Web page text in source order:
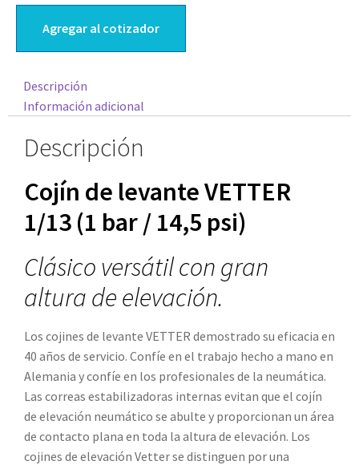
Agregar al cotizador
Descripción
Información adicional
Descripción
Cojín de levante VETTER
1/13 (1 bar / 14,5 psi)
Clásico versátil con gran
altura de elevación.
Los cojines de levante VETTER demostrado su eficacia en
40 años de servicio. Confíe en el trabajo hecho a mano en
Alemania y confíe en los profesionales de la neumática.
Las correas estabilizadoras internas evitan que el cojín
de elevación neumático se abulte y proporcionan un área
de contacto plana en toda la altura de elevación. Los
cojines de elevación Vetter se distinguen por una